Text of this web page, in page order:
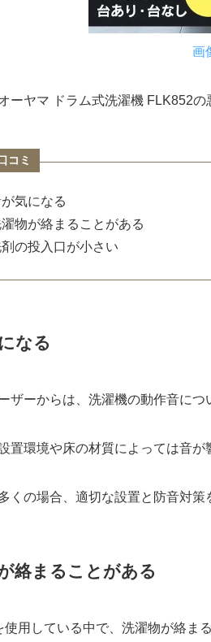
画
ーヤマ ドラム式洗濯機 FLK852の
コミ
気になる
物が絡まることがある
の投入口が小さい
なる
ザーからは、洗濯機の動作音につ
置環境や床の材質によっては音が
くの場合、適切な設置と防音対策
絡まることがある
使用している中で、洗濯物が絡ま